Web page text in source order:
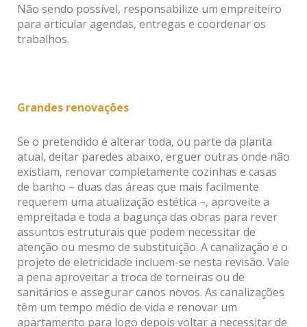
Não sendo possível, responsabilize um empreiteiro
para articular agendas, entregas e coordenar os
trabalhos.
Grandes renovações
Se o pretendido é alterar toda, ou parte da planta
atual, deitar paredes abaixo, erguer outras onde não
existiam, renovar completamente cozinhas e casas
de banho – duas das áreas que mais facilmente
requerem uma atualização estética –, aproveite a
empreitada e toda a bagunça das obras para rever
assuntos estruturais que podem necessitar de
atenção ou mesmo de substituição. A canalização e o
projeto de eletricidade incluem-se nesta revisão. Vale
a pena aproveitar a troca de torneiras ou de
sanitários e assegurar canos novos. As canalizações
têm um tempo médio de vida e renovar um
apartamento para logo depois voltar a necessitar de